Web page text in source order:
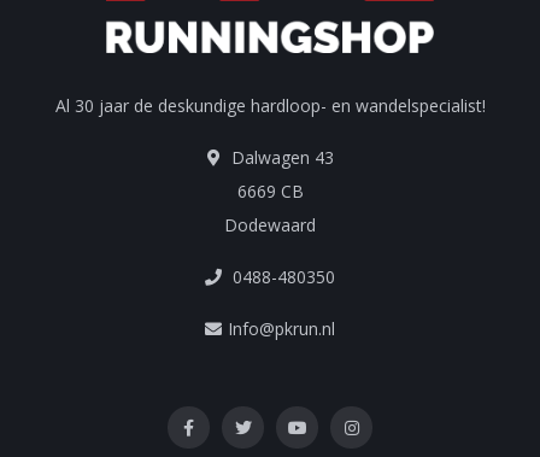
Al 30 jaar de deskundige hardloop- en wandelspecialist!
Dalwagen 43
6669 CB
Dodewaard
0488-480350
Info@pkrun.nl